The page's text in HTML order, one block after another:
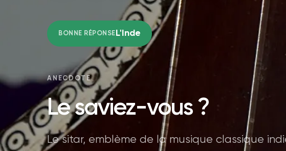
BONNE RÉPONSE L'Inde
ANECDOTE
Le saviez-vous ?
Le sitar, emblème de la musique classique